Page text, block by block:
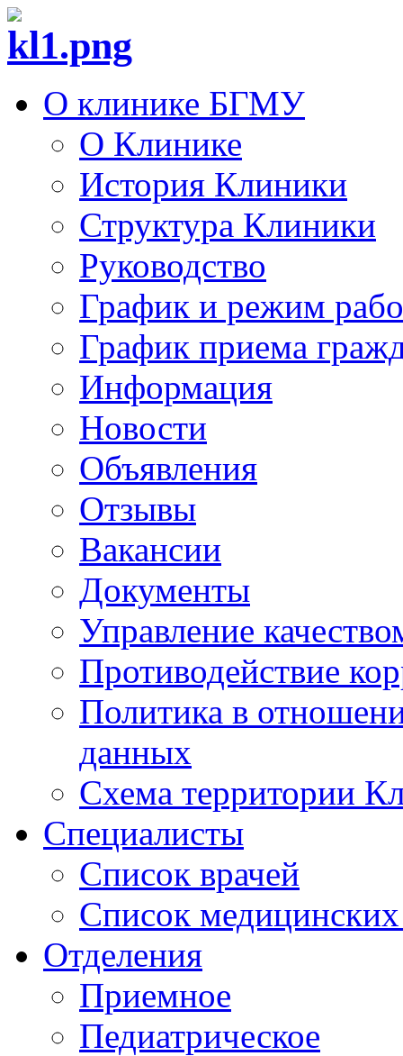
О клинике БГМУ
О Клинике
История Клиники
Структура Клиники
Руководство
График и режим
График приема
Информация
Новости
Объявления
Отзывы
Вакансии
Документы
Управление
Противодействие
Политика в
данных
Схема территории
Специалисты
Список врачей
Список медицинских
Отделения
Приемное
Педиатрическое